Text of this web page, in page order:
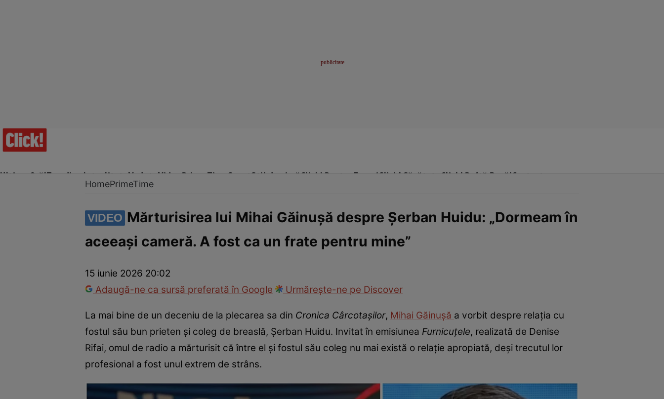
Ultima Oră!Trending Actualitate Vedete Video Prime Time SportStil de viațăClick! Pentru FemeiClick! Sănătate Click! Poftă Bună!Contact
Românii au talent Survivor RomâniaChefi la cuțite Eurovison
HomePrimeTime
VIDEO Mărturisirea lui Mihai Găinușă despre Șerban Huidu: „Dormeam în
aceeași cameră. A fost ca un frate pentru mine”
15 iunie 2026 20:02
Adaugă-ne ca sursă preferată în Google
Urmărește-ne pe Discover
La mai bine de un deceniu de la plecarea sa din Cronica Cârcotașilor, Mihai Găinușă a vorbit despre relația cu
fostul său bun prieten și coleg de breaslă, Șerban Huidu. Invitat în emisiunea Furnicuțele, realizată de Denise
Rifai, omul de radio a mărturisit că între el și fostul său coleg nu mai există o relație apropiată, deși trecutul lor
profesional a fost unul extrem de strâns.